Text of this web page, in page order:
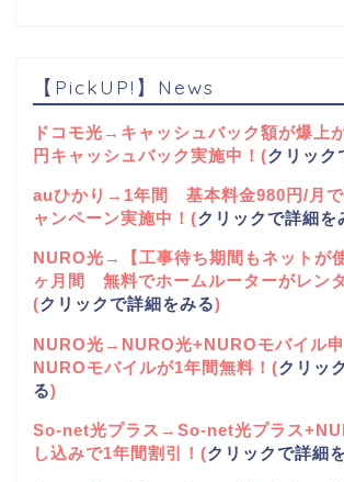
【PickUP!】News
ドコモ光→キャッシュバック額が爆上
円キャッシュバック実施中！(クリック
auひかり→1年間 基本料金980円/月で
ャンペーン実施中！(クリックで詳細を
NURO光→【工事待ち期間もネットが
ヶ月間 無料でホームルーターがレン
(クリックで詳細をみる)
NURO光→NURO光+NUROモバイル
NUROモバイルが1年間無料！(クリッ
る)
So-net光プラス→So-net光プラス
し込みで1年間割引！(クリックで詳細